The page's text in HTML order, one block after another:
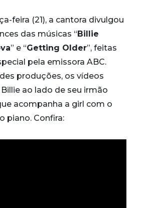
feira (21), a cantora divulgou
das músicas “Billie
” e “Getting Older”, feitas
pela emissora ABC.
produções, os vídeos
ao lado de seu irmão
acompanha a girl com o
piano. Confira: